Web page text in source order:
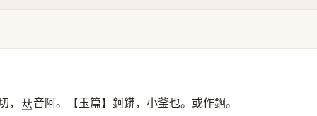
𠀤音阿。【玉篇】鈳䥈，小釜也。或作錒。